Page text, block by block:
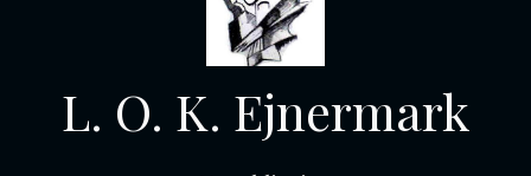
L. O. K. Ejnermark